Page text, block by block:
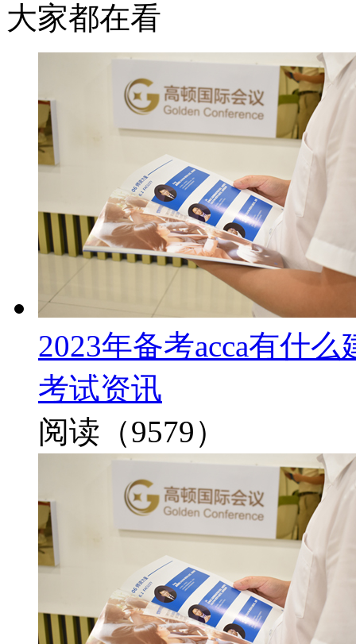
大家都在看
2023年备考acca有什
考试资讯
阅读（9579）